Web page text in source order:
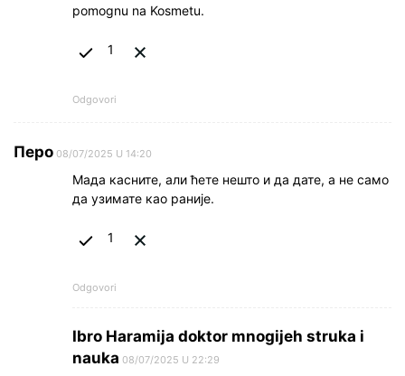
pomognu na Kosmetu.
1
Odgovori
Перо 08/07/2025 U 14:20
Мада касните, али ћете нешто и да дате, а не само
да узимате као раније.
1
Odgovori
Ibro Haramija doktor mnogijeh struka i
nauka 08/07/2025 U 22:29